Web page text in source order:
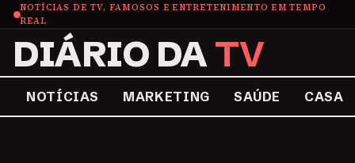
NOTÍCIAS DE TV, FAMOSOS E ENTRETENIMENTO EM TEMPO
REAL
DIÁRIO DATV
NOTÍCIAS MARKETING SAÚDE CASA